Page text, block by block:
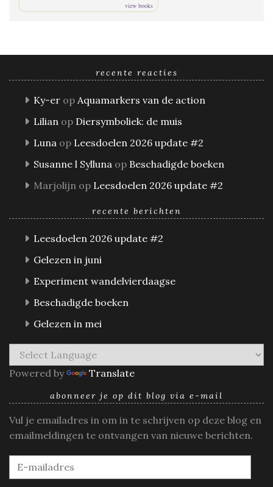
view books
recente reacties
Ky-er op Aquamarkers van de action
Lilian op Diersymboliek: de muis
Luna op Leesdoelen 2026 update #2
Susanne l Sylluna op Beschadigde boeken
Marjolijn op Leesdoelen 2026 update #2
recente berichten
Leesdoelen 2026 update #2
Gelezen in juni
Experiment wandelvierdaagse
Beschadigde boeken
Gelezen in mei
Powered by Translate
abonneer je op dit blog via e-mail
Vul je emailadres in om in te schrijven op deze blog en
emailmeldingen te ontvangen van nieuwe berichten.
E-
mailadres